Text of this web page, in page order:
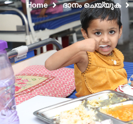
Home ദാനം ചെയ്യുക